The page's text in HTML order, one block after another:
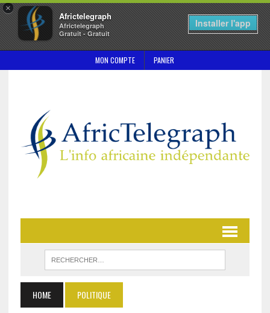
×
Africtelegraph
Africtelegraph
Gratuit - Gratuit
Installer l'app
MON COMPTE PANIER
HOME POLITIQUE